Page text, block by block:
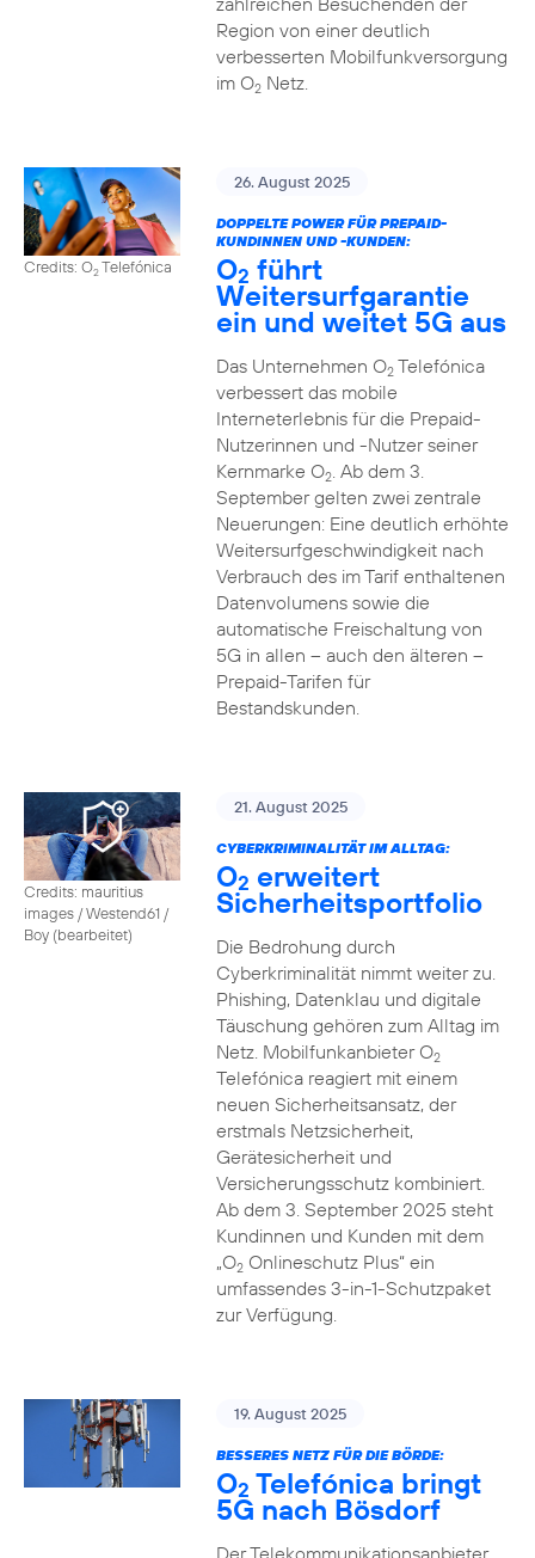
Region von einer deutlich
verbesserten Mobilfunkversorgung
im O2Netz.
Credits: O2Telefónica
26. August 2025
DOPPELTE POWER FÜR PREPAID-
KUNDINNEN UND -KUNDEN:
O2 führt
Weitersurfgarantie
ein und weitet 5G aus
Das Unternehmen O2Telefónica
verbessert das mobile
Interneterlebnis für die Prepaid-
Nutzerinnen und -Nutzer seiner
Kernmarke O2. Ab dem 3.
September gelten zwei zentrale
Neuerungen: Eine deutlich erhöhte
Weitersurfgeschwindigkeit nach
Verbrauch des im Tarif enthaltenen
Datenvolumens sowie die
automatische Freischaltung von
5G in allen – auch den älteren –
Prepaid-Tarifen für
Bestandskunden.
Credits: mauritius
images / Westend61 /
Boy (bearbeitet)
21. August 2025
CYBERKRIMINALITÄT IM ALLTAG:
O2 erweitert
Sicherheitsportfolio
Die Bedrohung durch
Cyberkriminalität nimmt weiter zu.
Phishing, Datenklau und digitale
Täuschung gehören zum Alltag im
Netz. Mobilfunkanbieter O2
Telefónica reagiert mit einem
neuen Sicherheitsansatz, der
erstmals Netzsicherheit,
Gerätesicherheit und
Versicherungsschutz kombiniert.
Ab dem 3. September 2025 steht
Kundinnen und Kunden mit dem
„O2Onlineschutz Plus“ ein
umfassendes 3-in-1-Schutzpaket
zur Verfügung.
19. August 2025
BESSERES NETZ FÜR DIE BÖRDE:
O2 Telefónica bringt
5G nach Bösdorf
Der Telekommunikationsanbieter